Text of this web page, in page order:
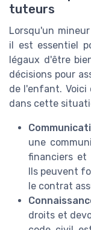
tuteurs
Lorsqu'un
il est essentiel
légaux d'être
décisions pour
de l'enfant. Voici
dans cette
une
financiers et
Ils peuvent
le contrat
droits et